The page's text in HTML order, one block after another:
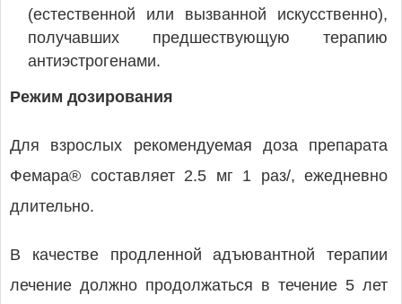
(естественной или вызванной искусственно),
получавших предшествующую терапию
антиэстрогенами.
Режим дозирования
Для взрослых рекомендуемая доза препарата
Фемара® составляет 2.5 мг 1 раз/, ежедневно
длительно.
В качестве продленной адъювантной терапии
лечение должно продолжаться в течение 5 лет